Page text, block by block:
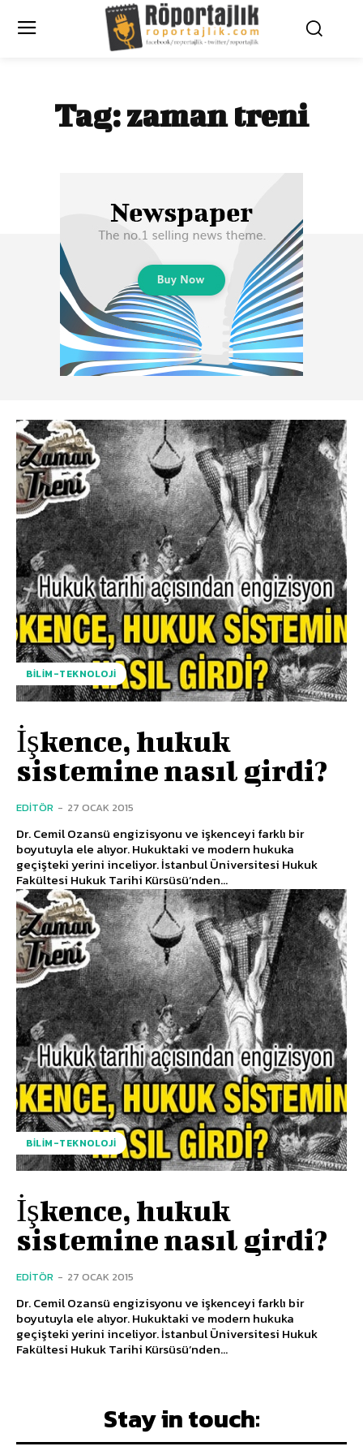
Tag:zaman treni
BILIM-TEKNOLOJI
İşkence, hukuk
sistemine nasıl girdi?
EDITÖR - 27 OCAK 2015
Dr. Cemil Ozansü engizisyonu ve işkenceyi farklı bir
boyutuyla ele alıyor. Hukuktaki ve modern hukuka
geçişteki yerini inceliyor. İstanbul Üniversitesi Hukuk
Fakültesi Hukuk Tarihi Kürsüsü’nden...
BILIM-TEKNOLOJI
İşkence, hukuk
sistemine nasıl girdi?
EDITÖR - 27 OCAK 2015
Dr. Cemil Ozansü engizisyonu ve işkenceyi farklı bir
boyutuyla ele alıyor. Hukuktaki ve modern hukuka
geçişteki yerini inceliyor. İstanbul Üniversitesi Hukuk
Fakültesi Hukuk Tarihi Kürsüsü’nden...
Stay in touch: